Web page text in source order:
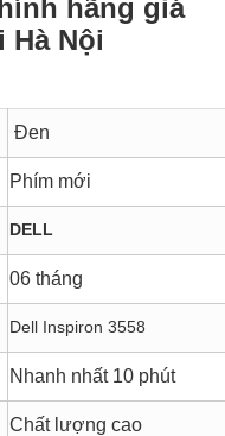
hãng giá
Hà Nội
Đen
Phím mới
DELL
06 tháng
Dell Inspiron 3558
Nhanh nhất 10 phút
Chất lượng cao